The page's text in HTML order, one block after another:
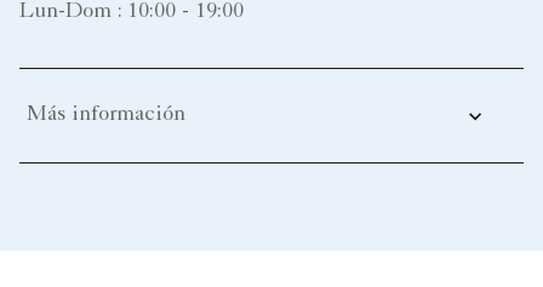
Lun-Dom : 10:00 - 19:00
Más información